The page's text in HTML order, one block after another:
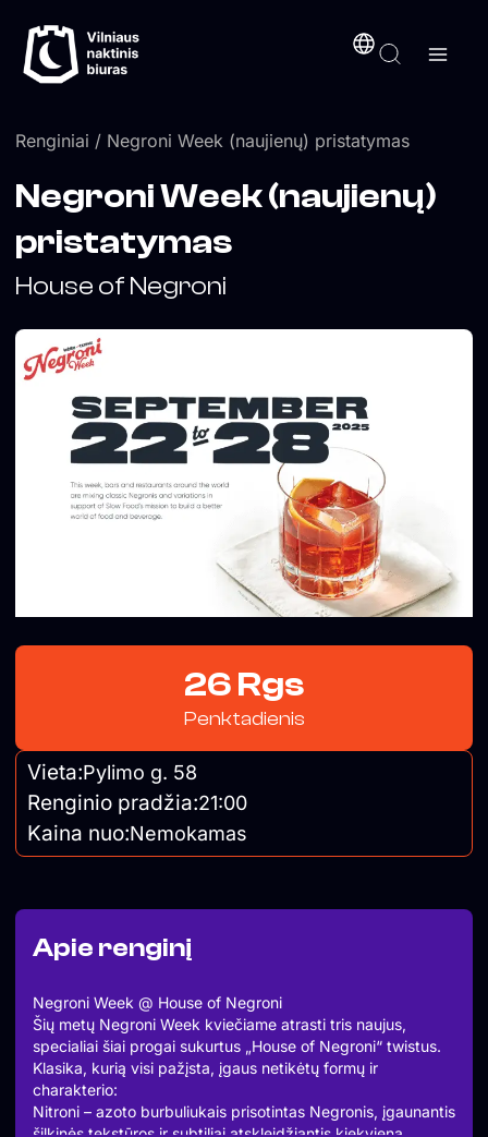
prie
turinio
Renginiai / Negroni Week (naujienų) pristatymas
Apie renginį
Negroni Week @ House of Negroni
Šių metų Negroni Week kviečiame atrasti tris naujus,
specialiai šiai progai sukurtus „House of Negroni“ twistus.
Klasika, kurią visi pažįsta, įgaus netikėtų formų ir
charakterio:
Nitroni – azoto burbuliukais prisotintas Negronis, įgaunantis
šilkinės tekstūros ir subtiliai atskleidžiantis kiekvieną
Negroni Week (naujienų)
pristatymas
House of Negroni
26 Rgs
Penktadienis
Vieta:Pylimo g. 58
Renginio pradžia:21:00
Kaina nuo:Nemokamas